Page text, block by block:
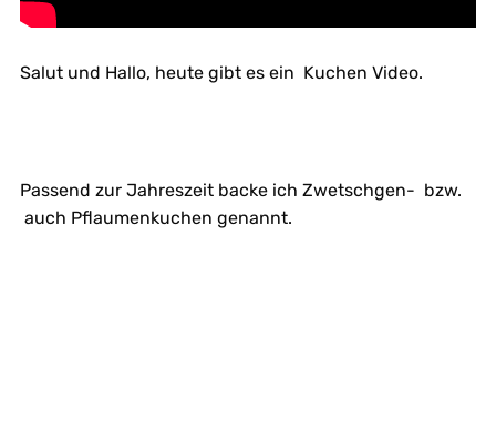
Salut und Hallo, heute gibt es ein Kuchen Video.
Passend zur Jahreszeit backe ich Zwetschgen- bzw.
auch Pflaumenkuchen genannt.